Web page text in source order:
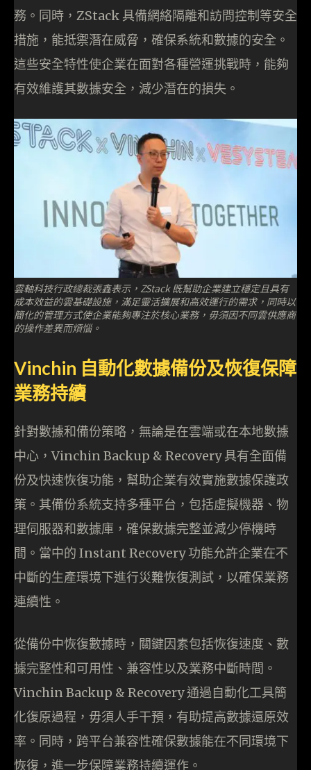
務。同時，ZStack 具備網絡隔離和訪問控制等安全
措施，能抵禦潛在威脅，確保系統和數據的安全。
這些安全特性使企業在面對各種營運挑戰時，能夠
有效維護其數據安全，減少潛在的損失。
雲軸科技行政總裁張鑫表示，ZStack 既幫助企業建立穩定且具有
成本效益的雲基礎設施，滿足靈活擴展和高效運行的需求，同時以
簡化的管理方式使企業能夠專注於核心業務，毋須因不同雲供應商
的操作差異而煩惱。
Vinchin 自動化數據備份及恢復保障
業務持續
針對數據和備份策略，無論是在雲端或在本地數據
中心，Vinchin Backup & Recovery 具有全面備
份及快速恢復功能，幫助企業有效實施數據保護政
策。其備份系統支持多種平台，包括虛擬機器、物
理伺服器和數據庫，確保數據完整並減少停機時
間。當中的 Instant Recovery 功能允許企業在不
中斷的生產環境下進行災難恢復測試，以確保業務
連續性。
從備份中恢復數據時，關鍵因素包括恢復速度、數
據完整性和可用性、兼容性以及業務中斷時間。
Vinchin Backup & Recovery 通過自動化工具簡
化復原過程，毋須人手干預，有助提高數據還原效
率。同時，跨平台兼容性確保數據能在不同環境下
恢復，進一步保障業務持續運作。